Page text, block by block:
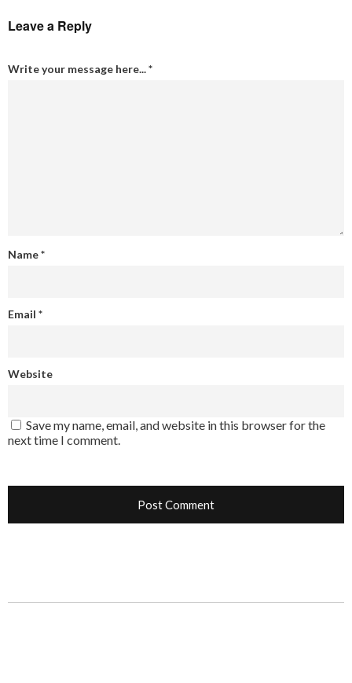
Leave a Reply
Write your message here...*
Name*
Email *
Website
Save my name, email, and website in this browser for the
next time I comment.